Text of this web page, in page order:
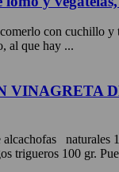
con cuchillo y
al que hay ...
VINAGRETA
alcachofas naturales
trigueros 100 gr.